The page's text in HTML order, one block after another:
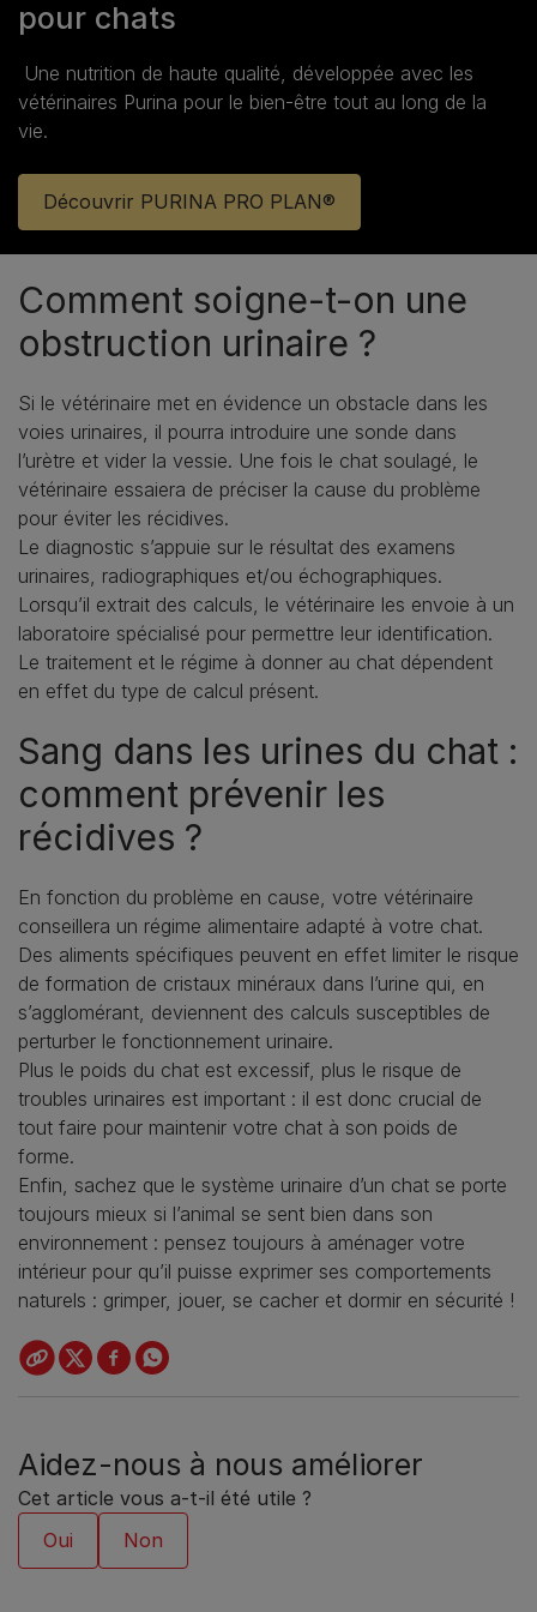
pour chats
Une nutrition de haute qualité, développée avec les
vétérinaires Purina pour le bien‑être tout au long de la
vie.
Découvrir PURINA PRO PLAN®
Comment soigne-t-on une
obstruction urinaire ?
Si le vétérinaire met en évidence un obstacle dans les
voies urinaires, il pourra introduire une sonde dans
l’urètre et vider la vessie. Une fois le chat soulagé, le
vétérinaire essaiera de préciser la cause du problème
pour éviter les récidives.
Le diagnostic s’appuie sur le résultat des examens
urinaires, radiographiques et/ou échographiques.
Lorsqu’il extrait des calculs, le vétérinaire les envoie à un
laboratoire spécialisé pour permettre leur identification.
Le traitement et le régime à donner au chat dépendent
en effet du type de calcul présent.
Sang dans les urines du chat :
comment prévenir les
récidives ?
En fonction du problème en cause, votre vétérinaire
conseillera un régime alimentaire adapté à votre chat.
Des aliments spécifiques peuvent en effet limiter le risque
de formation de cristaux minéraux dans l’urine qui, en
s’agglomérant, deviennent des calculs susceptibles de
perturber le fonctionnement urinaire.
Plus le poids du chat est excessif, plus le risque de
troubles urinaires est important : il est donc crucial de
tout faire pour maintenir votre chat à son poids de
forme.
Enfin, sachez que le système urinaire d’un chat se porte
toujours mieux si l’animal se sent bien dans son
environnement : pensez toujours à aménager votre
intérieur pour qu’il puisse exprimer ses comportements
naturels : grimper, jouer, se cacher et dormir en sécurité !
Aidez-nous à nous améliorer
Cet article vous a-t-il été utile ?